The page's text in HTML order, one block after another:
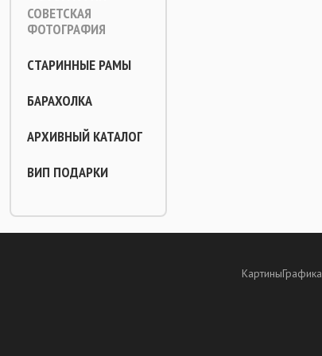
СОВЕТСКАЯ
ФОТОГРАФИЯ
СТАРИННЫЕ РАМЫ
БАРАХОЛКА
АРХИВНЫЙ КАТАЛОГ
ВИП ПОДАРКИ
КартиныГрафика